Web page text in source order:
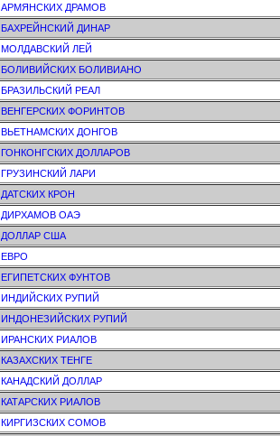
АРМЯНСКИХ ДРАМОВ
БАХРЕЙНСКИЙ ДИНАР
МОЛДАВСКИЙ ЛЕЙ
БОЛИВИЙСКИХ БОЛИВИАНО
БРАЗИЛЬСКИЙ РЕАЛ
ВЕНГЕРСКИХ ФОРИНТОВ
ВЬЕТНАМСКИХ ДОНГОВ
ГОНКОНГСКИХ ДОЛЛАРОВ
ГРУЗИНСКИЙ ЛАРИ
ДАТСКИХ КРОН
ДИРХАМОВ ОАЭ
ДОЛЛАР США
ЕВРО
ЕГИПЕТСКИХ ФУНТОВ
ИНДИЙСКИХ РУПИЙ
ИНДОНЕЗИЙСКИХ РУПИЙ
ИРАНСКИХ РИАЛОВ
КАЗАХСКИХ ТЕНГЕ
КАНАДСКИЙ ДОЛЛАР
КАТАРСКИХ РИАЛОВ
КИРГИЗСКИХ СОМОВ